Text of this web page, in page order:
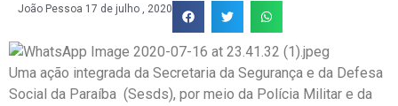
João Pessoa 17 de julho , 2020
Uma ação integrada da Secretaria da Segurança e da Defesa
Social da Paraíba (Sesds), por meio da Polícia Militar e da